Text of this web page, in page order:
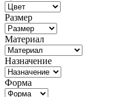
Размер
Материал
Назначение
Форма